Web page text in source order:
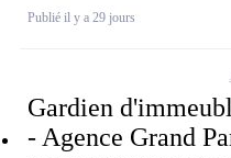
Publié il y a 29 jours
Gardien
- Agence Grand